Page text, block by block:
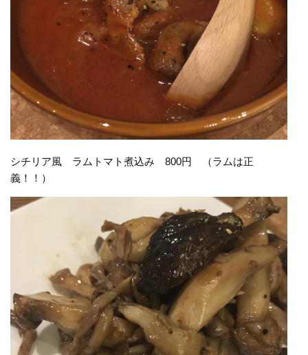
シチリア風 ラムトマト煮込み 800円 （ラムは正
義！！）